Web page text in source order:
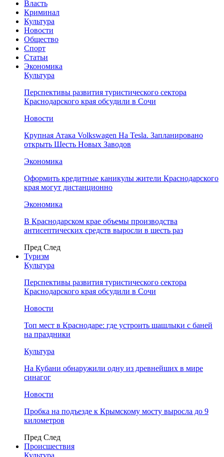
Власть
Криминал
Культура
Новости
Общество
Спорт
Статьи
Экономика
Культура
Перспективы развития туристического сектора
Краснодарского края обсудили в Сочи
Новости
Крупная Атака Volkswagen На Tesla. Запланировано
открыть Шесть Новых Заводов
Экономика
Оформить кредитные каникулы жители Краснодарского
края могут дистанционно
Экономика
В Краснодарском крае объемы производства
антисептических средств выросли в шесть раз
Пред След
Туризм
Культура
Перспективы развития туристического сектора
Краснодарского края обсудили в Сочи
Новости
Топ мест в Краснодаре: где устроить шашлыки с баней
на праздники
Культура
На Кубани обнаружили одну из древнейших в мире
синагог
Новости
Пробка на подъезде к Крымскому мосту выросла до 9
километров
Пред След
Происшествия
Культура